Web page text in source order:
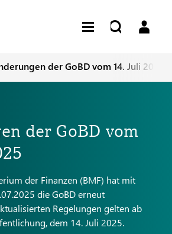
der GoBD vom 14. Juli 2025
der GoBD vom
der Finanzen (BMF) hat mit
die GoBD erneut
Regelungen gelten ab
dem 14. Juli 2025.